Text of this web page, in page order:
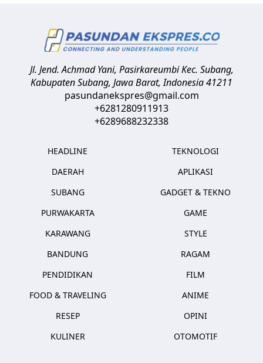
Jl. Jend. Achmad Yani, Pasirkareumbi Kec. Subang,
Kabupaten Subang, Jawa Barat,Indonesia41211
pasundanekspres@gmail.com
+6281280911913
+6289688232338
HEADLINE
DAERAH
SUBANG
PURWAKARTA
KARAWANG
BANDUNG
PENDIDIKAN
FOOD & TRAVELING
RESEP
KULINER
TEKNOLOGI
APLIKASI
GADGET & TEKNO
GAME
STYLE
RAGAM
FILM
ANIME
OPINI
OTOMOTIF